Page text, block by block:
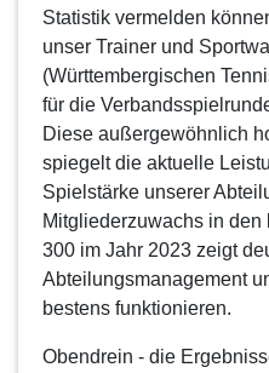
Statistik vermelden
unser Trainer und
(Württembergischen
für die
Diese außergewöhnlich
spiegelt die aktuelle
Spielstärke unserer
Mitgliederzuwachs in den
300 im Jahr 2023 zeigt
Abteilungsmanagement
bestens funktionieren.
Obendrein - die